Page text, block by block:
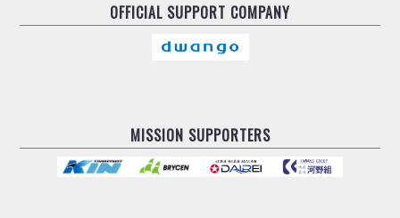
OFFICIAL SUPPORT COMPANY
MISSION SUPPORTERS